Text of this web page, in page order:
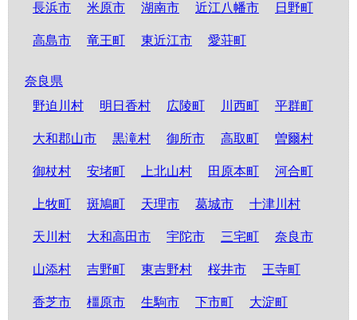
長浜市 米原市 湖南市 近江八幡市 日野町
高島市 竜王町 東近江市 愛荘町
奈良県
野迫川村
明日香村 広陵町 川西町 平群町
大和郡山市 黒滝村 御所市 高取町 曽爾村
御杖村 安堵町 上北山村 田原本町 河合町
上牧町 斑鳩町 天理市 葛城市 十津川村
天川村 大和高田市 宇陀市 三宅町 奈良市
山添村 吉野町 東吉野村 桜井市 王寺町
香芝市 橿原市 生駒市 下市町 大淀町